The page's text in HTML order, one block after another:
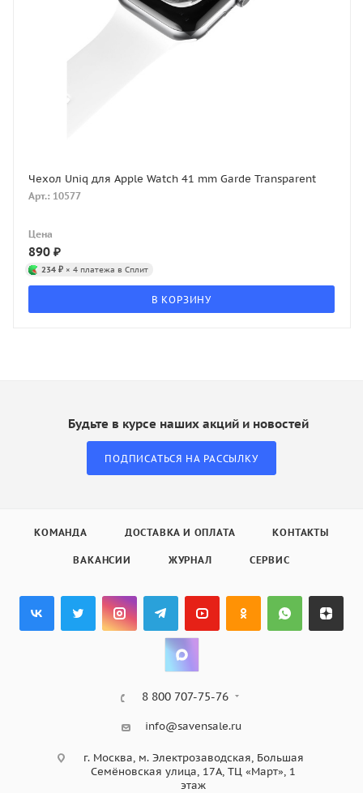
Чехол Uniq для Apple Watch 41 mm Garde Transparent
Арт.: 10577
Цена
890 ₽
234 ₽ × 4 платежа в Сплит
В КОРЗИНУ
Будьте в курсе наших акций и новостей
ПОДПИСАТЬСЯ НА РАССЫЛКУ
КОМАНДА ДОСТАВКА И ОПЛАТА КОНТАКТЫ
ВАКАНСИИ ЖУРНАЛ СЕРВИС
8 800 707-75-76
info@savensale.ru
г. Москва, м. Электрозаводская, Большая
Семёновская улица, 17А, ТЦ «Март», 1
этаж